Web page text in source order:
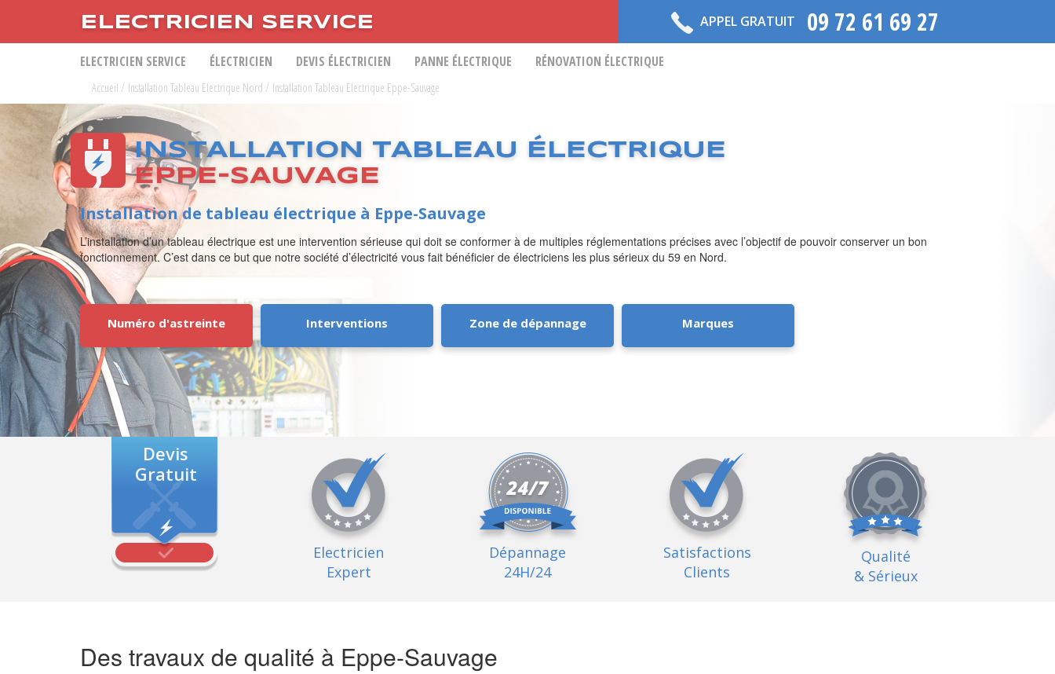
ELECTRICIEN SERVICE APPEL GRATUIT 09 72 61 69 27
ELECTRICIEN SERVICE ÉLECTRICIEN DEVIS ÉLECTRICIEN PANNE ÉLECTRIQUE RÉNOVATION ÉLECTRIQUE
Accueil / Installation Tableau Electrique Nord / Installation Tableau Electrique Eppe-Sauvage
INSTALLATION TABLEAU ÉLECTRIQUE
EPPE-SAUVAGE
Installation de tableau électrique à Eppe-Sauvage
L’installation d’un tableau électrique est une intervention sérieuse qui doit se conformer à de multiples réglementations précises avec l’objectif de pouvoir conserver un bon
fonctionnement. C’est dans ce but que notre société d’électricité vous fait bénéficier de électriciens les plus sérieux du 59 en Nord.
Numéro d'astreinte Interventions Zone de dépannage Marques
Devis
Gratuit
Electricien
Expert
Dépannage
24H/24
Satisfactions
Clients
Qualité
& Sérieux
Des travaux de qualité à Eppe-Sauvage